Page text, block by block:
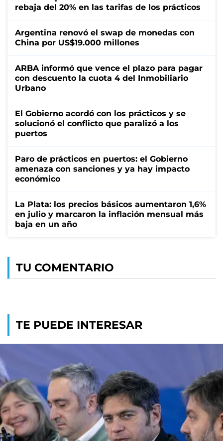
rebaja del 20% en las tarifas de los prácticos
Argentina renovó el swap de monedas con
China por US$19.000 millones
ARBA informó que vence el plazo para pagar
con descuento la cuota 4 del Inmobiliario
Urbano
El Gobierno acordó con los prácticos y se
solucionó el conflicto que paralizó a los
puertos
Paro de prácticos en puertos: el Gobierno
amenaza con sanciones y ya hay impacto
económico
La Plata: los precios básicos aumentaron 1,6%
en julio y marcaron la inflación mensual más
baja en un año
TU COMENTARIO
TE PUEDE INTERESAR